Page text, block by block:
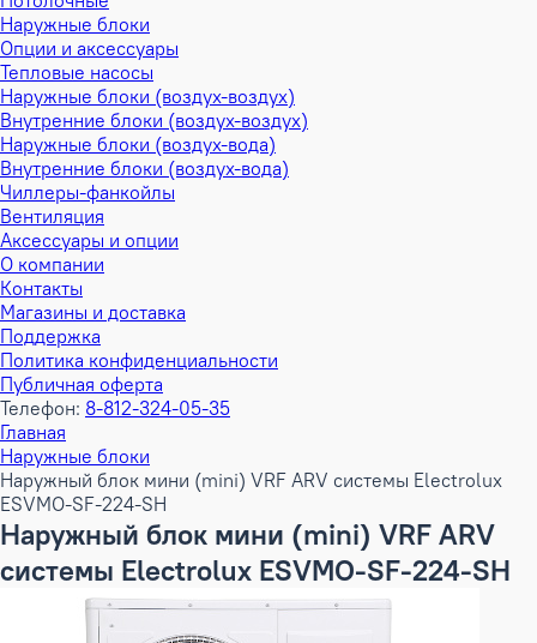
Наружные блоки
Опции и аксессуары
Тепловые насосы
Наружные блоки (воздух-воздух)
Внутренние блоки (воздух-воздух)
Наружные блоки (воздух-вода)
Внутренние блоки (воздух-вода)
Чиллеры-фанкойлы
Вентиляция
Аксессуары и опции
О компании
Контакты
Магазины и доставка
Поддержка
Политика конфиденциальности
Публичная оферта
Телефон: 8-812-324-05-35
Главная
Наружные блоки
Наружный блок мини (mini) VRF ARV системы Electrolux
ESVMO-SF-224-SH
Наружный блок мини (mini) VRF ARV
системы Electrolux ESVMO-SF-224-SH